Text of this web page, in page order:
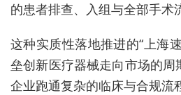
的患者排查、入组与全部手术
这种实质性落地推进的“上海
垒创新医疗器械走向市场的周
企业跑通复杂的临床与合规流